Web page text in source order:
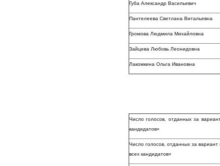
Губа Александр Васильевич
Пантелеева Светлана Витальевна
Громова Людмила Михайловна
Зайцева Любовь Леонидовна
Лакомкина Ольга Ивановна
Число голосов, отданных за
кандидатов»
Число голосов, отданных за
всех кандидатов»